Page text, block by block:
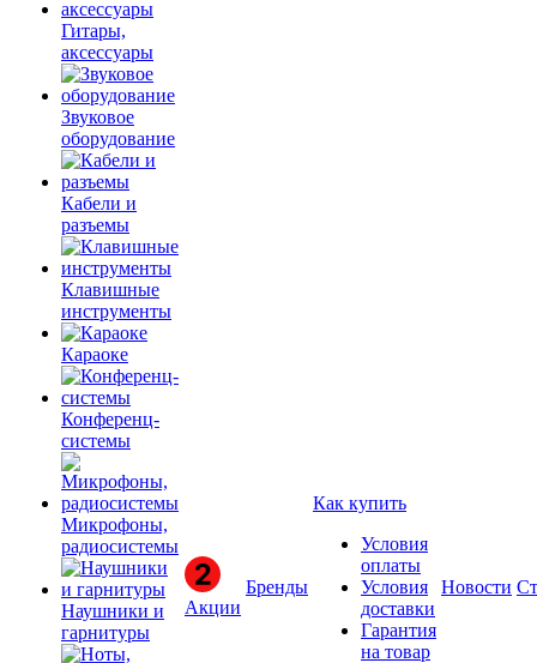
Гитары,
аксессуары
Звуковое
оборудование
Кабели и
разъемы
Клавишные
инструменты
Караоке
Конференц-
системы
Микрофоны,
радиосистемы
Наушники и
гарнитуры
Акции
Бренды
Как купить
Условия
оплаты
Условия
доставки
Гарантия
на товар
Новости